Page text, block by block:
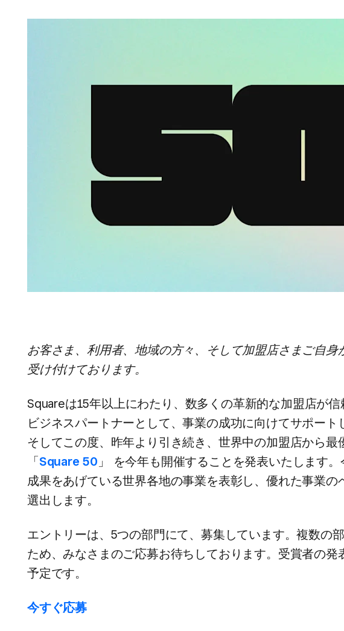
お客さま、​利用者、​地域の​方々、​そして​加盟店さまご自身
受け付けております。
Squareは​15年以上に​わたり、​数多くの​革新的な​加盟店が​信
ビジネスパートナーと​して、​事業の​成功に​向けて​サポート
そして​この​度、​昨年より​引き​続き、​世界中の​加盟店から​最
「Square 50 」 を​今年も​開催する​ことを​発表いたします
成果を​あげている​世界各地の​事業を​表彰し、​優れた​事業の​
選出します。
エントリーは、​5つの​部門にて、​募集しています。​複数の​
ため、​みなさまの​ご応募​お待ちしております。​受賞者の​発
予定です。
今すぐ​応募